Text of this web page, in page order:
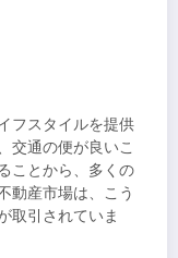
フスタイルを提供
交通の便が良いこ
ことから、多くの
動産市場は、こう
取引されていま